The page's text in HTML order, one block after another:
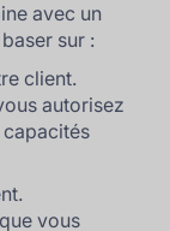
avec un
sur :
client.
autorisez
vous